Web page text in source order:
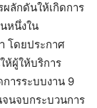
ผลักดันให้เกิดการ
หนึ่งใน
โดยประกาศ
ห้ผู้ให้บริการ
ารระบบงาน 9
นจบกระบวนการ